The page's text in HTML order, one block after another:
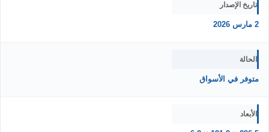
تاريخ الإصدار
2 مارس 2026
الحالة
متوفر في الأسواق
الأبعاد